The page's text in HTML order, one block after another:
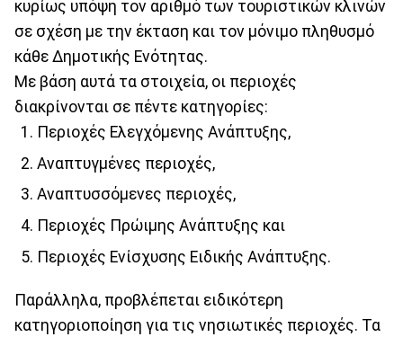
κυρίως υπόψη τον αριθμό των τουριστικών κλινών
σε σχέση με την έκταση και τον μόνιμο πληθυσμό
κάθε Δημοτικής Ενότητας.
Με βάση αυτά τα στοιχεία, οι περιοχές
διακρίνονται σε πέντε κατηγορίες:
Περιοχές Ελεγχόμενης Ανάπτυξης,
Αναπτυγμένες περιοχές,
Αναπτυσσόμενες περιοχές,
Περιοχές Πρώιμης Ανάπτυξης και
Περιοχές Ενίσχυσης Ειδικής Ανάπτυξης.
Παράλληλα, προβλέπεται ειδικότερη
κατηγοριοποίηση για τις νησιωτικές περιοχές. Τα